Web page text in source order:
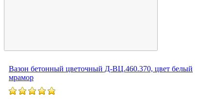
Вазон бетонный цветочный Д-ВЦ.460.370, цвет белый
мрамор